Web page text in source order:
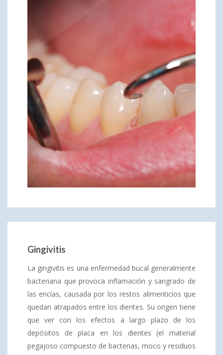
Gingivitis
La gingivitis es una enfermedad bucal generalmente
bacteriana que provoca inflamación y sangrado de
las encías, causada por los restos alimenticios que
quedan atrapados entre los dientes. Su origen tiene
que ver con los efectos a largo plazo de los
depósitos de placa en los dientes (el material
pegajoso compuesto de bacterias, moco y residuos